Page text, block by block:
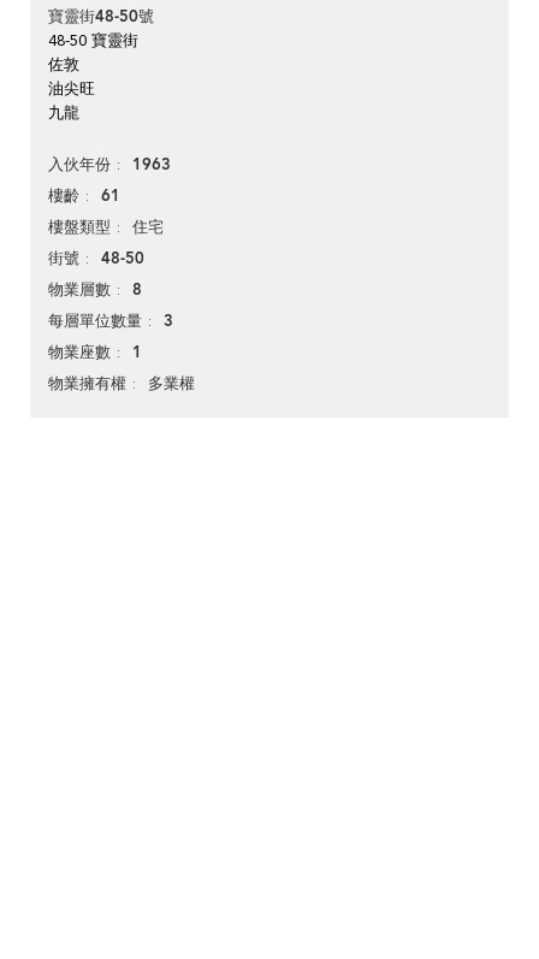
寶靈街48-50號
48-50 寶靈街
佐敦
油尖旺
九龍
入伙年份 1963
樓齡 61
樓盤類型 住宅
街號 48-50
物業層數 8
每層單位數量 3
物業座數 1
物業擁有權 多業權